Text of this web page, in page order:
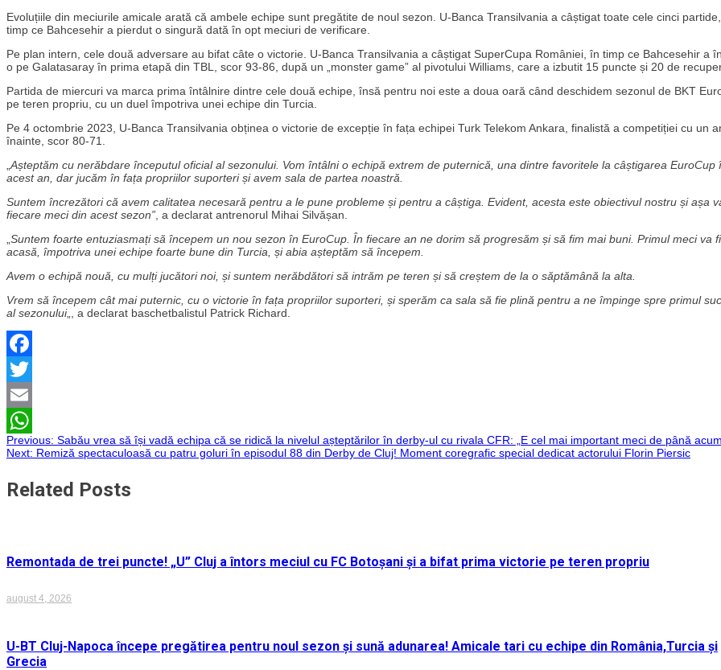
Evoluțiile din meciurile amicale arată că ambele echipe sunt pregătite de noul sezon. U-Banca Transilvania a câștigat toate cele cinci
timp ce Bahcesehir a pierdut o singură dată în opt meciuri de verificare.
Pe plan intern, cele două adversare au bifat câte o victorie. U-Banca Transilvania a câștigat SuperCupa României, în timp ce Bahcesehir a
o pe Galatasaray în prima etapă din TBL, scor 93-86, după un „monster game” al pivotului Williams, care a izbutit 15 puncte și 20 de
Partida de miercuri va marca prima întâlnire dintre cele două echipe, însă pentru noi este a doua oară când deschidem sezonul de BKT
pe teren propriu, cu un duel împotriva unei echipe din Turcia.
Pe 4 octombrie 2023, U-Banca Transilvania obținea o victorie de excepție în fața echipei Turk Telekom Ankara, finalistă a competiției cu un
înainte, scor 80-71.
Așteptăm cu nerăbdare începutul oficial al sezonului. Vom întâlni o echipă extrem de puternică, una dintre favoritele la câștigarea EuroCup
acest an, dar jucăm în fața propriilor suporteri și avem sala de partea noastră.
Suntem încrezători că avem calitatea necesară pentru a le pune probleme și pentru a câștiga. Evident, acesta este obiectivul nostru și așa
fiecare meci din acest sezon” , a declarat antrenorul Mihai Silvășan.
Suntem foarte entuziasmați să începem un nou sezon în EuroCup. În fiecare an ne dorim să progresăm și să fim mai buni. Primul meci va fi
acasă, împotriva unei echipe foarte bune din Turcia, și abia așteptăm să începem.
Avem o echipă nouă, cu mulți jucători noi, și suntem nerăbdători să intrăm pe teren și să creștem de la o săptămână la alta.
Vrem să începem cât mai puternic, cu o victorie în fața propriilor suporteri, și sperăm ca sala să fie plină pentru a ne împinge spre primul
al sezonului„, a declarat baschetbalistul Patrick Richard.
Facebook
Twitter
Email
WhatsApp
Navigare
în
Previous: Sabău vrea să își vadă echipa că se ridică la nivelul așteptărilor în derby-ul cu rivala CFR: „E cel mai important meci de până
Next: Remiză spectaculoasă cu patru goluri în episodul 88 din Derby de Cluj! Moment coregrafic special dedicat actorului Florin Piersic
Related Posts
Remontada de trei puncte! „U” Cluj a întors meciul cu FC Botoșani și a bifat prima victorie pe teren propriu
august 4, 2026
U-BT Cluj-Napoca începe pregătirea pentru noul sezon și sună adunarea! Amicale tari cu echipe din România,Turcia și
Grecia